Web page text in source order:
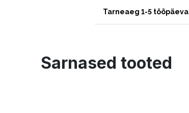
Tarneaeg 1-5 tööpäeva
Sarnased tooted